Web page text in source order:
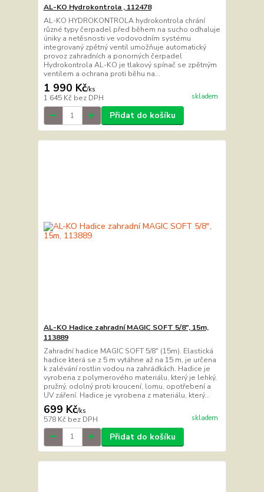
AL-KO Hydrokontrola , 112478
AL-KO HYDROKONTROLA hydrokontrola chrání
různé typy čerpadel před během na sucho odhaluje
úniky a netěsnosti ve vodovodním systému
integrovaný zpětný ventil umožňuje automatický
provoz zahradních a ponorných čerpadel
Hydrokontrola AL-KO je tlakový spínač se zpětným
ventilem a ochrana proti běhu na...
1 990 Kč/ks
1 645 Kč bez DPH skladem
Přidat do košíku
AL-KO Hadice zahradní MAGIC SOFT 5/8", 15m,
113889
Zahradní hadice MAGIC SOFT 5/8" (15m). Elastická
hadice která se z 5 m vytáhne až na 15 m, je určena
k zalévání rostlin vodou na zahrádkách. Hadice je
vyrobena z polymerového materiálu, který je lehký,
pružný, odolný proti kroucení, lomu, opotřebení a
UV záření. Hadice je vyrobena z materiálu, který...
699 Kč/ks
578 Kč bez DPH skladem
Přidat do košíku